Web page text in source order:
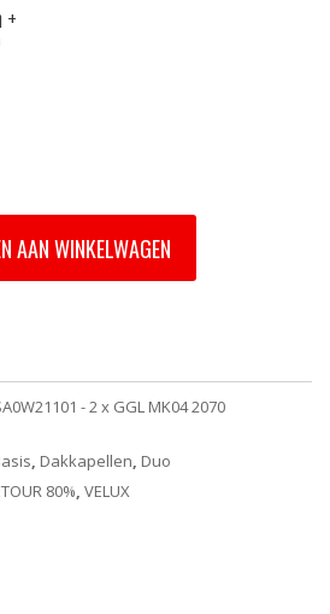
+
AAN WINKELWAGEN
- 2 x GGL MK04 2070
, Dakkapellen, Duo
80%, VELUX